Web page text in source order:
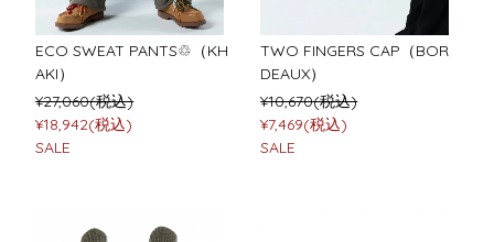
ECO SWEAT PANTS♲（KH
AKI）
¥27,060(税込)
¥18,942(税込)
SALE
TWO FINGERS CAP（BOR
DEAUX）
¥10,670(税込)
¥7,469(税込)
SALE